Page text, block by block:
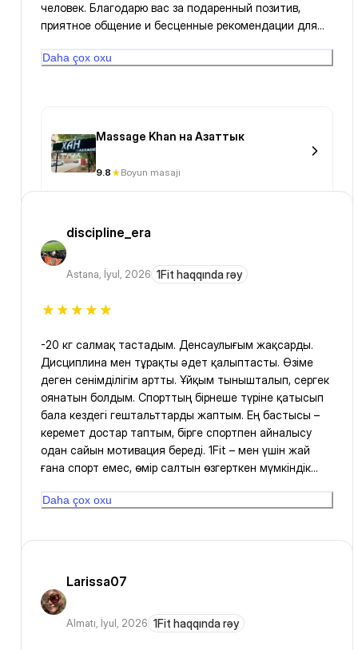
человек. Благодарю вас за подаренный позитив,
приятное общение и бесценные рекомендации для
благодарными, будни - легкими, а выходные - яркими!
Daha çox oxu
Massage Khan на Азаттык
9.8 Boyun masajı
discipline_era
Astana, İyul, 2026 1Fit haqqında rəy
-20 кг салмақ тастадым. Денсаулығым жақсарды.
Дисциплина мен тұрақты әдет қалыптасты. Өзіме
деген сенімділігім артты. Ұйқым тынышталып, сергек
оянатын болдым. Спорттың бірнеше түріне қатысып
бала кездегі гештальттарды жаптым. Ең бастысы –
керемет достар таптым, бірге спортпен айналысу
одан сайын мотивация береді. 1Fit – мен үшін жай
ғана спорт емес, өмір салтын өзгерткен мүмкіндік
үлкен рақмет! Қыркүйек айында 1 жылдық абонемент
берсеңіздер🤗
Daha çox oxu
Larissa07
Almatı, İyul, 2026 1Fit haqqında rəy